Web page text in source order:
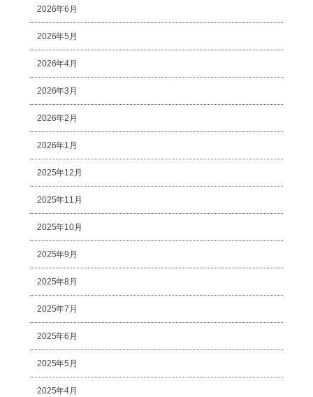
2026年6月
2026年5月
2026年4月
2026年3月
2026年2月
2026年1月
2025年12月
2025年11月
2025年10月
2025年9月
2025年8月
2025年7月
2025年6月
2025年5月
2025年4月